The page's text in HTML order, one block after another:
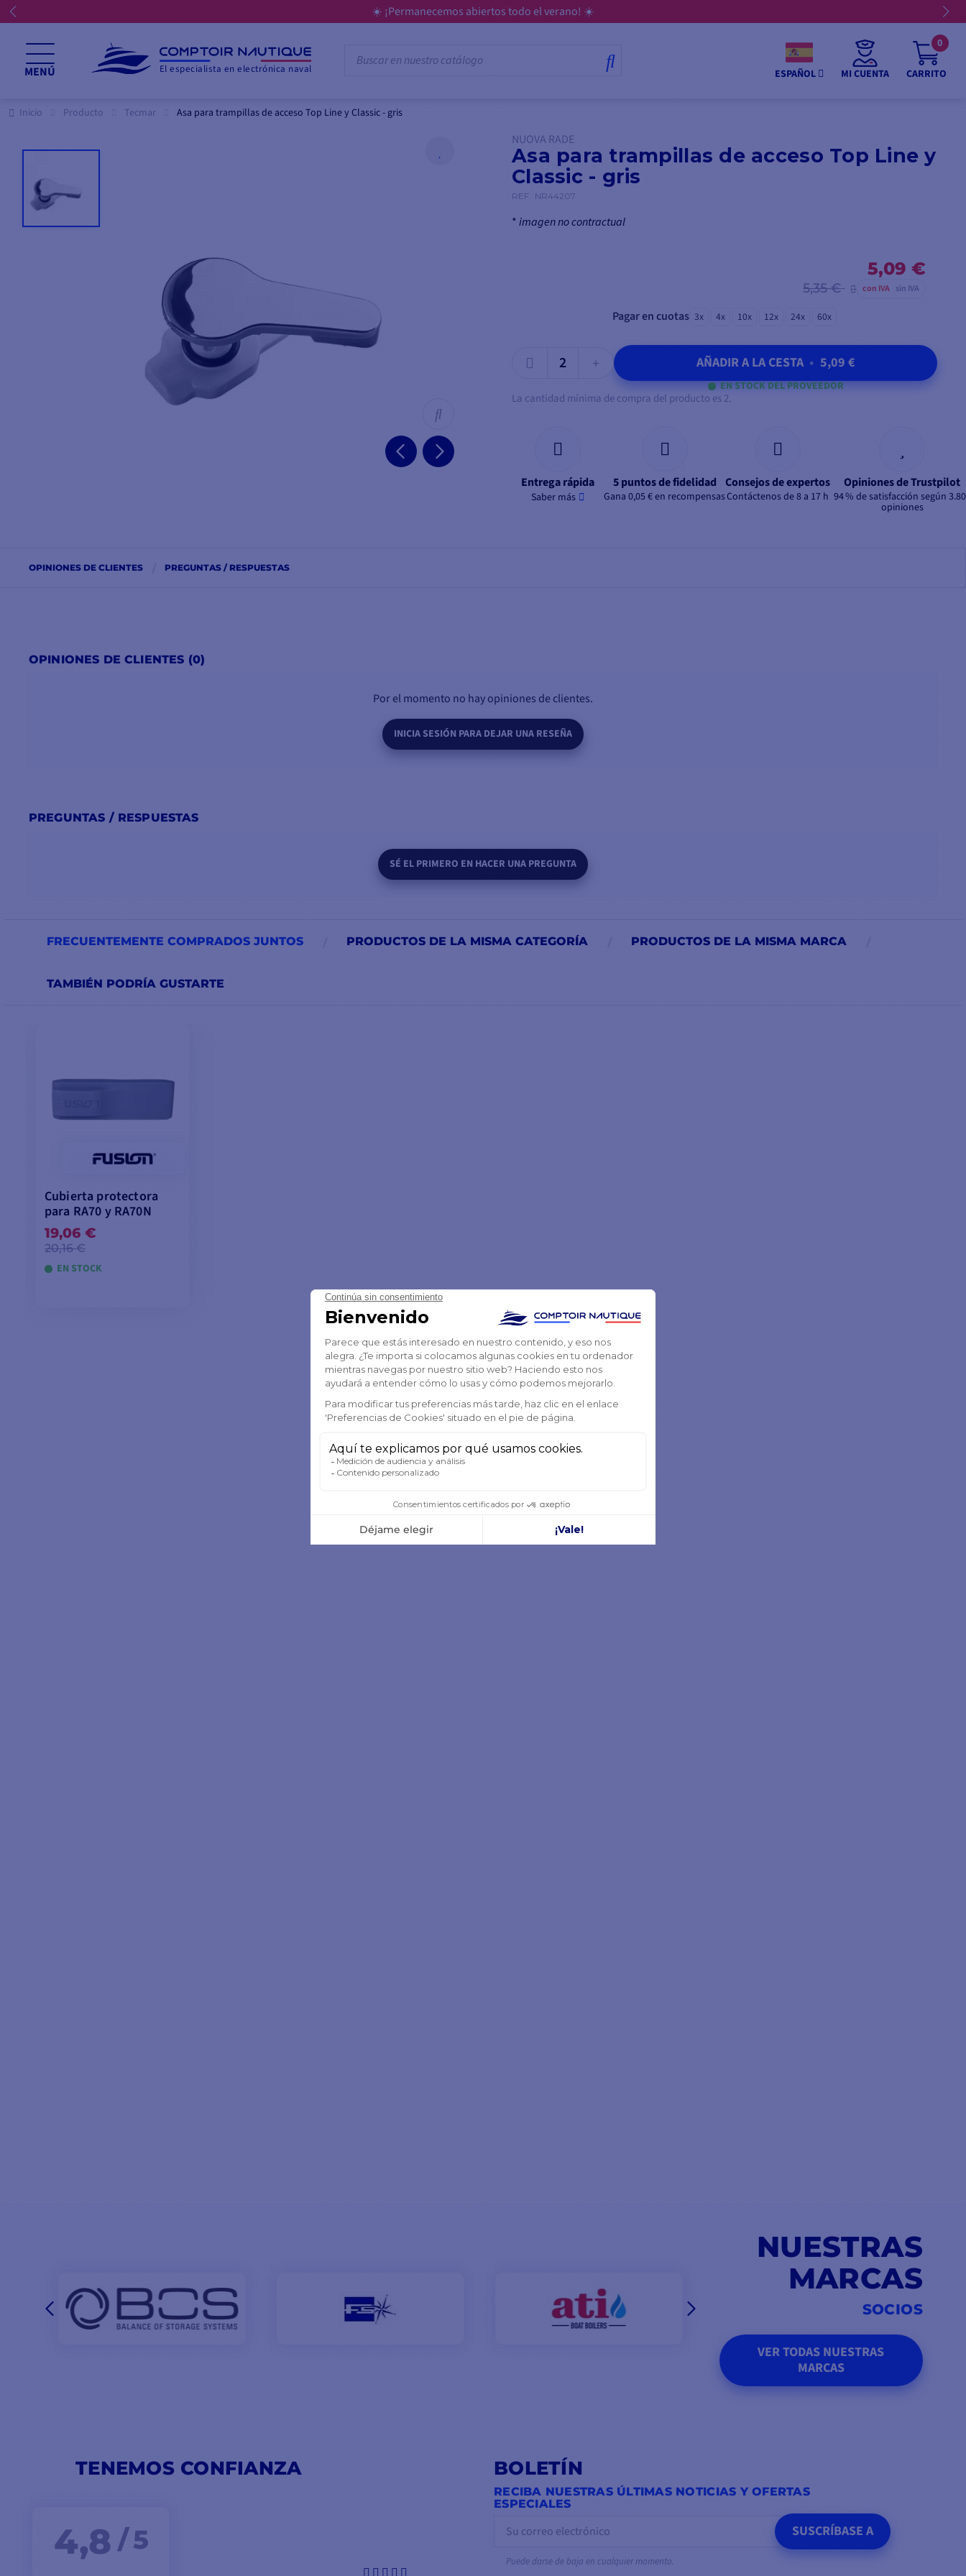
☀️ ¡Permanecemos abiertos todo el verano! ☀️
MENÚ El especialista en electrónica naval ESPAÑOL MI CUENTA CARRITO
0
Inicio Producto Tecmar Asa para trampillas de acceso Top Line y Classic - gris
NUOVA RADE
Asa para trampillas de acceso Top Line y
Classic - gris
REF. NR44207
* imagen no contractual
5,09 €
5,35 € con IVA sin IVA
Pagar en cuotas 3x 4x 10x 12x 24x 60x
AÑADIR A LA CESTA • 5,09 €
EN STOCK DEL PROVEEDOR
La cantidad mínima de compra del producto es 2.
Entrega rápida
Saber más
5 puntos de fidelidad
Gana 0,05 € en recompensas
Consejos de expertos
Contáctenos de 8 a 17 h
Opiniones de Trustpilot
94 % de satisfacción según
opiniones
OPINIONES DE CLIENTES PREGUNTAS / RESPUESTAS
OPINIONES DE CLIENTES (0)
Por el momento no hay opiniones de clientes.
INICIA SESIÓN PARA DEJAR UNA RESEÑA
PREGUNTAS / RESPUESTAS
SÉ EL PRIMERO EN HACER UNA PREGUNTA
FRECUENTEMENTE COMPRADOS JUNTOS PRODUCTOS DE LA MISMA CATEGORÍA PRODUCTOS DE LA MISMA MARCA
TAMBIÉN PODRÍA GUSTARTE
Cubierta protectora
para RA70 y RA70N
19,06 €
20,16 €
EN STOCK
NUESTRAS
MARCAS
SOCIOS
VER TODAS NUESTRAS
MARCAS
TENEMOS CONFIANZA
4,8 / 5
BOLETÍN
RECIBA NUESTRAS ÚLTIMAS NOTICIAS Y OFERTAS
ESPECIALES
SUSCRÍBASE A
Puede darse de baja en cualquier momento.